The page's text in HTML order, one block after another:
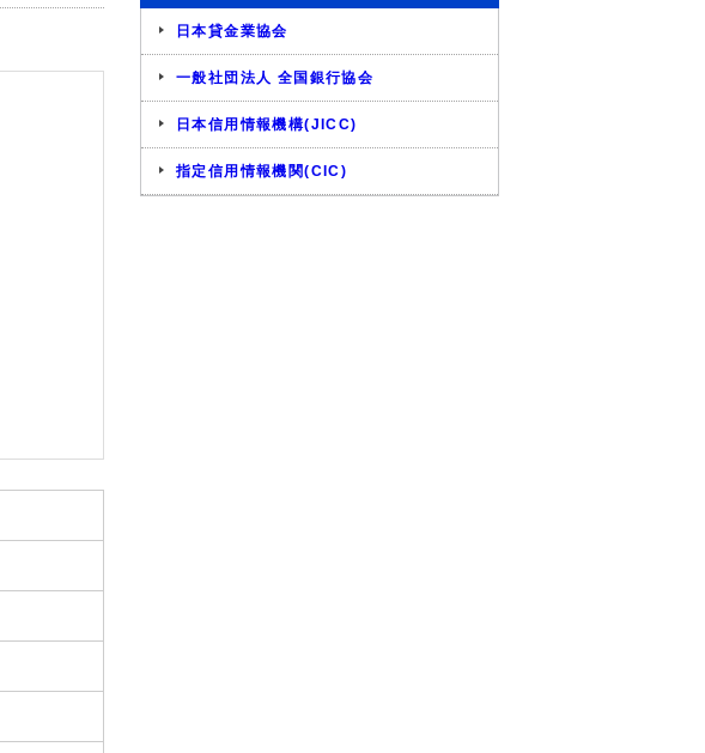
日本貸金業協会
一般社団法人 全国銀行協会
日本信用情報機構(JICC)
指定信用情報機関(CIC)